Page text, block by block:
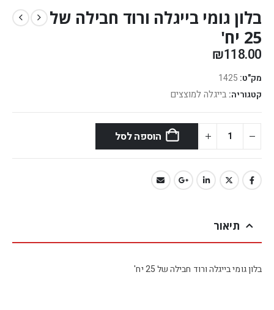
בלון גומי בייגלה ורוד חבילה של
25 יח'
₪118.00
מק"ט: 1425
קטגוריה: בייגלה למוצצים
הוספה לסל
תיאור
בלון גומי בייגלה ורוד חבילה של 25 יח'